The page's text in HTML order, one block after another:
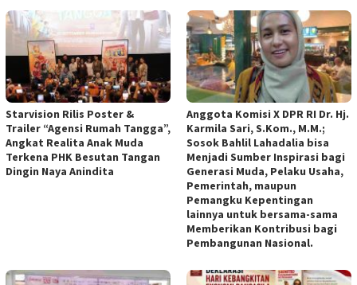
Starvision Rilis Poster &
Trailer “Agensi Rumah Tangga”,
Angkat Realita Anak Muda
Terkena PHK Besutan Tangan
Dingin Naya Anindita
Anggota Komisi X DPR RI Dr. Hj.
Karmila Sari, S.Kom., M.M.;
Sosok Bahlil Lahadalia bisa
Menjadi Sumber Inspirasi bagi
Generasi Muda, Pelaku Usaha,
Pemerintah, maupun
Pemangku Kepentingan
lainnya untuk bersama-sama
Memberikan Kontribusi bagi
Pembangunan Nasional.